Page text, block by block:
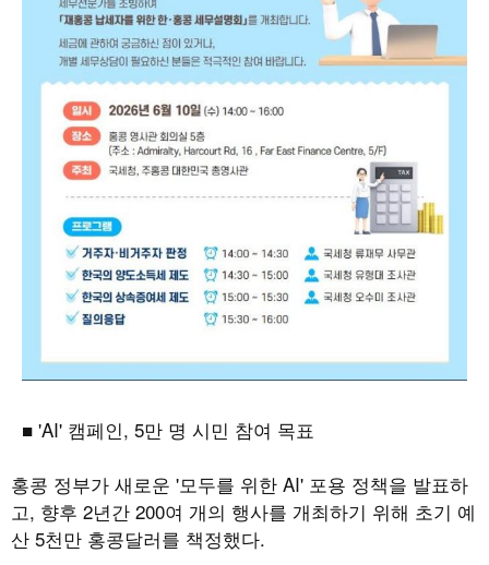
■ 'AI' 캠페인, 5만 명 시민 참여 목표
홍콩 정부가 새로운 '모두를 위한 AI' 포용 정책을 발표하
고, 향후 2년간 200여 개의 행사를 개최하기 위해 초기 예
산 5천만 홍콩달러를 책정했다.